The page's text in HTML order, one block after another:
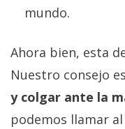
mundo.
Ahora bien, esta
Nuestro consejo es
y colgar ante la
podemos llamar